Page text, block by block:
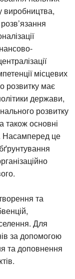
виробництва,
місцевих
розвитку має
держави,
розвитку
також основні
Насамперед це
та
Для
за допомогою
та доповнення